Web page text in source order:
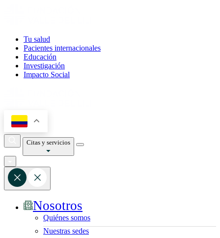
Tu salud
Pacientes internacionales
Educación
Investigación
Impacto Social
Citas y servicios
Nosotros
Quiénes somos
Nuestras sedes